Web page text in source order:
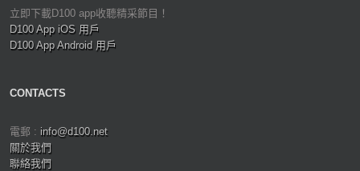
立即下載D100 app收聽精采節目！
D100 App iOS 用戶
D100 App Android 用戶
CONTACTS
電郵 : info@d100.net
關於我們
聯絡我們